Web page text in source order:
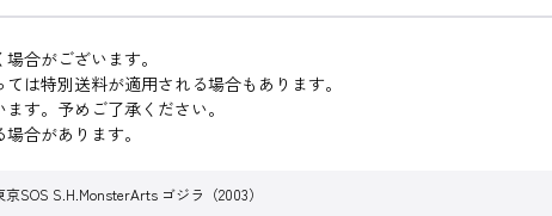
合がございます。
は特別送料が適用される場合もあります。
す。予めご了承ください。
合があります。
SOS S.H.MonsterArts ゴジラ（2003）